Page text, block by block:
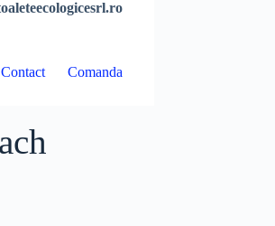
Contact Comanda